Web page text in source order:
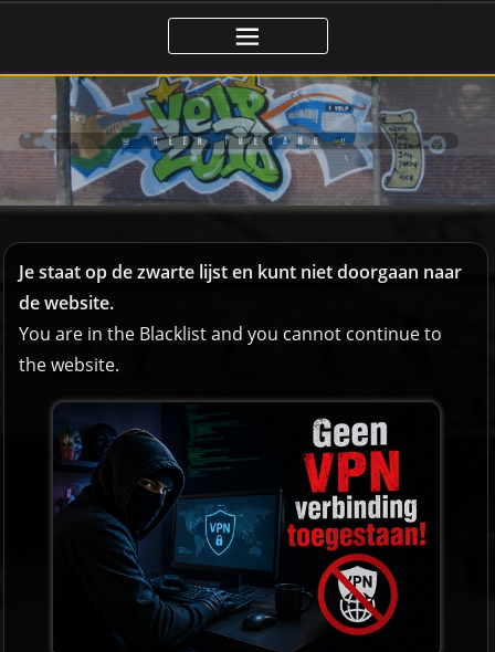
de
inhoud
🚨 GEEN TOEGANG ‼️
Je staat op de zwarte lijst en kunt niet doorgaan naar
de website.
You are in the Blacklist and you cannot continue to
the website.